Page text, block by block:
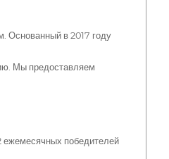
Основанный в 2017 году
Мы предоставляем
победителей